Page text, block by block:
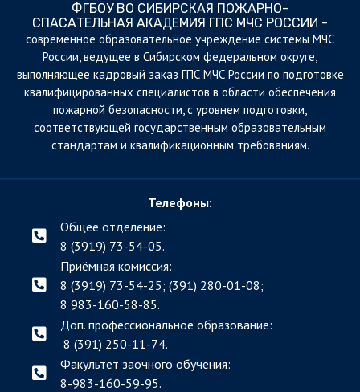
ФГБОУ ВО СИБИРСКАЯ ПОЖАРНО-
СПАСАТЕЛЬНАЯ АКАДЕМИЯ ГПС МЧС РОССИИ -
cовременное образовательное учреждение системы МЧС
России, ведущее в Сибирском федеральном округе,
выполняющее кадровый заказ ГПС МЧС России по подготовке
квалифицированных специалистов в области обеспечения
пожарной безопасности, с уровнем подготовки,
соответствующей государственным образовательным
стандартам и квалификационным требованиям.
Телефоны:
Общее отделение:
8 (3919) 73-54-05.
Приёмная комиссия:
8 (3919) 73-54-25; (391) 280-01-08;
8 983-160-58-85.
Доп. профессиональное образование:
8 (391) 250-11-74.
Факультет заочного обучения:
8-983-160-59-95.